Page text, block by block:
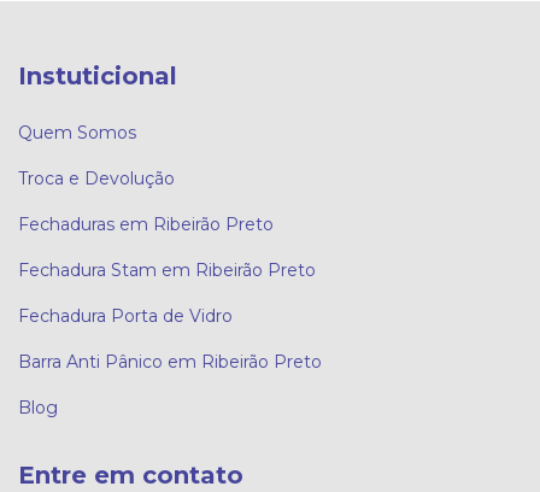
Instuticional
Quem Somos
Troca e Devolução
Fechaduras em Ribeirão Preto
Fechadura Stam em Ribeirão Preto
Fechadura Porta de Vidro
Barra Anti Pânico em Ribeirão Preto
Blog
Entre em contato